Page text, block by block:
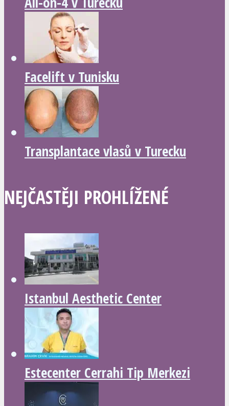
Facelift v Tunisku
Transplantace vlasů v Turecku
NEJČASTĚJI PROHLÍŽENÉ
Istanbul Aesthetic Center
Estecenter Cerrahi Tip Merkezi